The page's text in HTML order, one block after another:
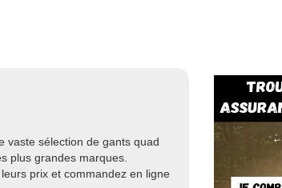
vaste sélection de gants quad
plus grandes marques.
prix et commandez en ligne